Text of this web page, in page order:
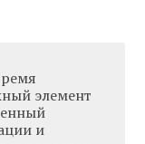
элемент
и